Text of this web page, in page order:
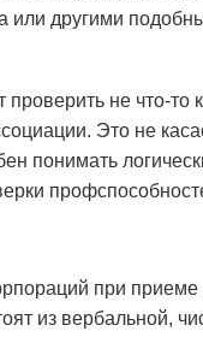
или другими
не что-то
Это не
понимать
при приеме
из вербальной,